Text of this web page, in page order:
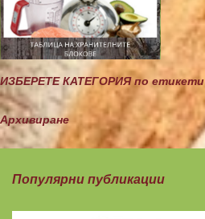
ИЗБЕРЕТЕ КАТЕГОРИЯ по етикети
Архивиране
Популярни публикации